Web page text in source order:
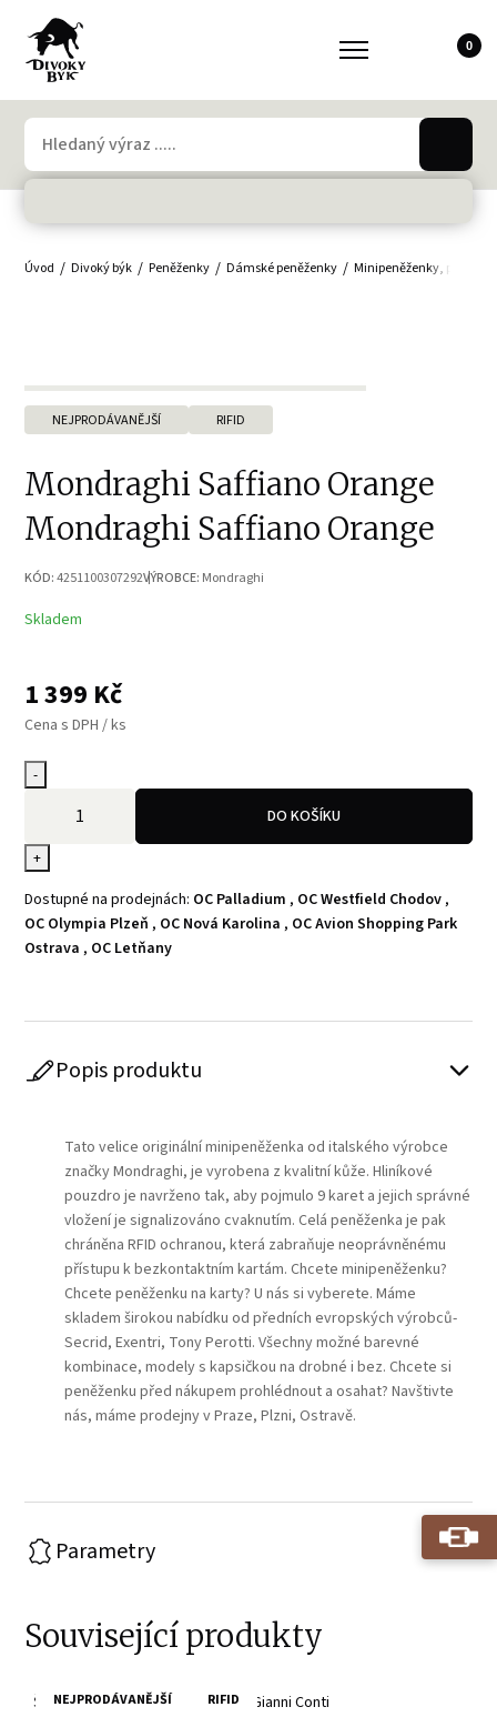
0
Úvod Divoký býk Peněženky Dámské peněženky Minipeněženky,
NEJPRODÁVANĚJŠÍ RIFID
Mondraghi Saffiano Orange
Mondraghi Saffiano Orange
KÓD:4251100307292VÝROBCE: Mondraghi
Skladem
1 399 Kč
Cena s DPH / ks
-
+
DO KOŠÍKU
Dostupné na prodejnách: OC Palladium , OC Westfield Chodov ,
OC Olympia Plzeň , OC Nová Karolina , OC Avion Shopping Park
Ostrava , OC Letňany
Popis produktu
Play
Tato velice originální minipeněženka od italského výrobce
značkyMondraghi, je vyrobena z kvalitní kůže. Hliníkové
pouzdro je navrženo tak, aby pojmulo 9 karet a jejich správné
vložení je signalizováno cvaknutím. Celá peněženka je pak
chráněna RFID ochranou, která zabraňuje neoprávněnému
přístupu k bezkontaktním kartám. Chcete minipeněženku?
Chcete peněženku na karty? U nás si vyberete. Máme
skladem širokou nabídku od předních evropských výrobců-
Secrid, Exentri, Tony Perotti. Všechny možné barevné
kombinace, modely s kapsičkou na drobné i bez. Chcete si
peněženku před nákupem prohlédnout a osahat? Navštivte
nás, máme prodejny v Praze, Plzni, Ostravě.
Parametry
Související produkty
NEJPRODÁVANĚJŠÍ RIFID
Šedá dámská kožená peněženka Gianni Conti